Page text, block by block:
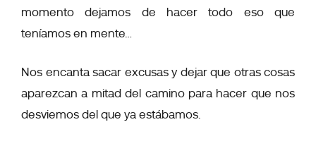
momento dejamos de hacer todo eso que
teníamos en mente…
Nos encanta sacar excusas y dejar que otras cosas
aparezcan a mitad del camino para hacer que nos
desviemos del que ya estábamos.